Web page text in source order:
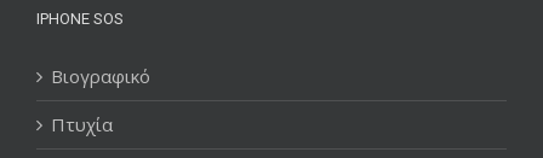
IPHONE SOS
Βιογραφικό
Πτυχία